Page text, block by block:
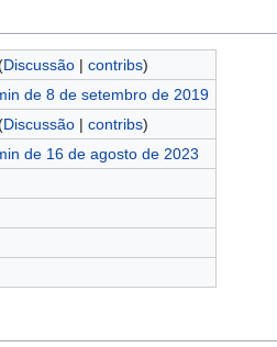
Discussão| contribs)
de 8 de setembro de 2019
Discussão| contribs)
de 16 de agosto de 2023